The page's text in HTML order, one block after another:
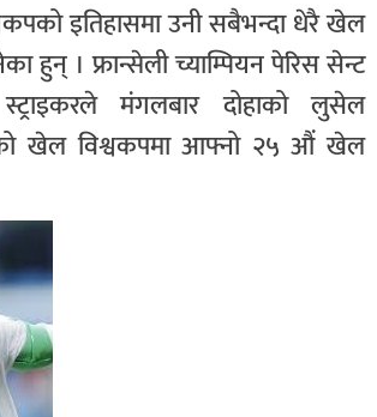
इतिहासमा उनी सबैभन्दा धेरै खेल
हुन् । फ्रान्सेली च्याम्पियन पेरिस सेन्ट
मंगलबार दोहाको लुसेल
खेल विश्वकपमा आफ्नो २५ औं खेल